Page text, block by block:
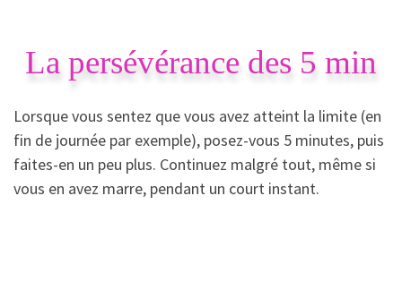
La persévérance des 5 min
Lorsque vous sentez que vous avez atteint la limite (en
fin de journée par exemple), posez-vous 5 minutes, puis
faites-en un peu plus. Continuez malgré tout, même si
vous en avez marre, pendant un court instant.